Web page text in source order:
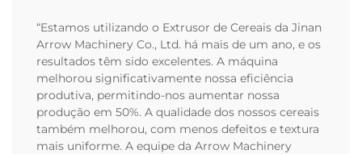
“Estamos utilizando o Extrusor de Cereais da Jinan
Arrow Machinery Co., Ltd. há mais de um ano, e os
resultados têm sido excelentes. A máquina
melhorou significativamente nossa eficiência
produtiva, permitindo-nos aumentar nossa
produção em 50%. A qualidade dos nossos cereais
também melhorou, com menos defeitos e textura
mais uniforme. A equipe da Arrow Machinery